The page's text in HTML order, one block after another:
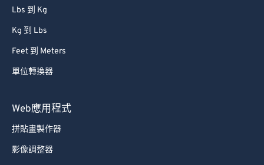
Lbs 到 Kg
Kg 到 Lbs
Feet 到 Meters
單位轉換器
Web應用程式
拼貼畫製作器
影像調整器